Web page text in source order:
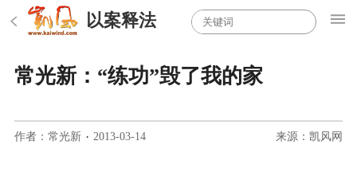
以案释法
常光新：“练功”毁了我的家
作者：常光新 · 2013-03-14 来源：凯风网